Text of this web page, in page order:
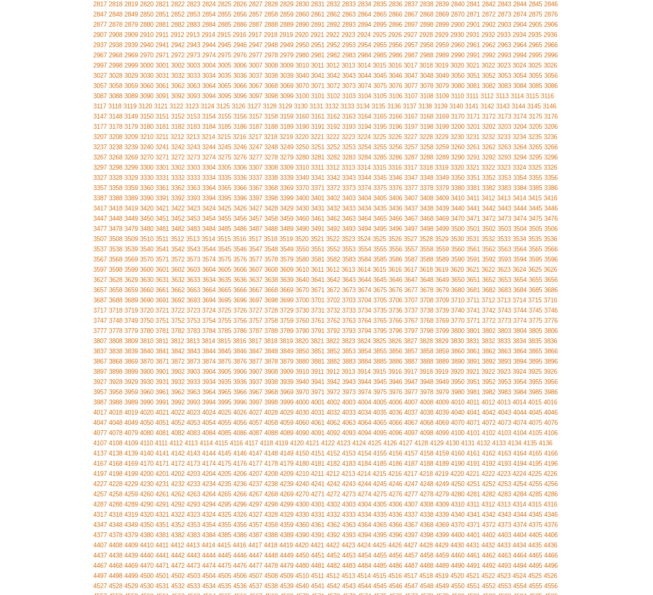
2817 2818 2819 2820 2821 2822 2823 2824 2825 2826 2827 2828 2829 2830 2831 2832 2833 2834 2835 2836 2837 2838 2839 2840 2841 2842 2843 2844 2845 2846
2847 2848 2849 2850 2851 2852 2853 2854 2855 2856 2857 2858 2859 2860 2861 2862 2863 2864 2865 2866 2867 2868 2869 2870 2871 2872 2873 2874 2875 2876
2877 2878 2879 2880 2881 2882 2883 2884 2885 2886 2887 2888 2889 2890 2891 2892 2893 2894 2895 2896 2897 2898 2899 2900 2901 2902 2903 2904 2905 2906
2907 2908 2909 2910 2911 2912 2913 2914 2915 2916 2917 2918 2919 2920 2921 2922 2923 2924 2925 2926 2927 2928 2929 2930 2931 2932 2933 2934 2935 2936
2937 2938 2939 2940 2941 2942 2943 2944 2945 2946 2947 2948 2949 2950 2951 2952 2953 2954 2955 2956 2957 2958 2959 2960 2961 2962 2963 2964 2965 2966
2967 2968 2969 2970 2971 2972 2973 2974 2975 2976 2977 2978 2979 2980 2981 2982 2983 2984 2985 2986 2987 2988 2989 2990 2991 2992 2993 2994 2995 2996
2997 2998 2999 3000 3001 3002 3003 3004 3005 3006 3007 3008 3009 3010 3011 3012 3013 3014 3015 3016 3017 3018 3019 3020 3021 3022 3023 3024 3025 3026
3027 3028 3029 3030 3031 3032 3033 3034 3035 3036 3037 3038 3039 3040 3041 3042 3043 3044 3045 3046 3047 3048 3049 3050 3051 3052 3053 3054 3055 3056
3057 3058 3059 3060 3061 3062 3063 3064 3065 3066 3067 3068 3069 3070 3071 3072 3073 3074 3075 3076 3077 3078 3079 3080 3081 3082 3083 3084 3085 3086
3087 3088 3089 3090 3091 3092 3093 3094 3095 3096 3097 3098 3099 3100 3101 3102 3103 3104 3105 3106 3107 3108 3109 3110 3111 3112 3113 3114 3115 3116
3117 3118 3119 3120 3121 3122 3123 3124 3125 3126 3127 3128 3129 3130 3131 3132 3133 3134 3135 3136 3137 3138 3139 3140 3141 3142 3143 3144 3145 3146
3147 3148 3149 3150 3151 3152 3153 3154 3155 3156 3157 3158 3159 3160 3161 3162 3163 3164 3165 3166 3167 3168 3169 3170 3171 3172 3173 3174 3175 3176
3177 3178 3179 3180 3181 3182 3183 3184 3185 3186 3187 3188 3189 3190 3191 3192 3193 3194 3195 3196 3197 3198 3199 3200 3201 3202 3203 3204 3205 3206
3207 3208 3209 3210 3211 3212 3213 3214 3215 3216 3217 3218 3219 3220 3221 3222 3223 3224 3225 3226 3227 3228 3229 3230 3231 3232 3233 3234 3235 3236
3237 3238 3239 3240 3241 3242 3243 3244 3245 3246 3247 3248 3249 3250 3251 3252 3253 3254 3255 3256 3257 3258 3259 3260 3261 3262 3263 3264 3265 3266
3267 3268 3269 3270 3271 3272 3273 3274 3275 3276 3277 3278 3279 3280 3281 3282 3283 3284 3285 3286 3287 3288 3289 3290 3291 3292 3293 3294 3295 3296
3297 3298 3299 3300 3301 3302 3303 3304 3305 3306 3307 3308 3309 3310 3311 3312 3313 3314 3315 3316 3317 3318 3319 3320 3321 3322 3323 3324 3325 3326
3327 3328 3329 3330 3331 3332 3333 3334 3335 3336 3337 3338 3339 3340 3341 3342 3343 3344 3345 3346 3347 3348 3349 3350 3351 3352 3353 3354 3355 3356
3357 3358 3359 3360 3361 3362 3363 3364 3365 3366 3367 3368 3369 3370 3371 3372 3373 3374 3375 3376 3377 3378 3379 3380 3381 3382 3383 3384 3385 3386
3387 3388 3389 3390 3391 3392 3393 3394 3395 3396 3397 3398 3399 3400 3401 3402 3403 3404 3405 3406 3407 3408 3409 3410 3411 3412 3413 3414 3415 3416
3417 3418 3419 3420 3421 3422 3423 3424 3425 3426 3427 3428 3429 3430 3431 3432 3433 3434 3435 3436 3437 3438 3439 3440 3441 3442 3443 3444 3445 3446
3447 3448 3449 3450 3451 3452 3453 3454 3455 3456 3457 3458 3459 3460 3461 3462 3463 3464 3465 3466 3467 3468 3469 3470 3471 3472 3473 3474 3475 3476
3477 3478 3479 3480 3481 3482 3483 3484 3485 3486 3487 3488 3489 3490 3491 3492 3493 3494 3495 3496 3497 3498 3499 3500 3501 3502 3503 3504 3505 3506
3507 3508 3509 3510 3511 3512 3513 3514 3515 3516 3517 3518 3519 3520 3521 3522 3523 3524 3525 3526 3527 3528 3529 3530 3531 3532 3533 3534 3535 3536
3537 3538 3539 3540 3541 3542 3543 3544 3545 3546 3547 3548 3549 3550 3551 3552 3553 3554 3555 3556 3557 3558 3559 3560 3561 3562 3563 3564 3565 3566
3567 3568 3569 3570 3571 3572 3573 3574 3575 3576 3577 3578 3579 3580 3581 3582 3583 3584 3585 3586 3587 3588 3589 3590 3591 3592 3593 3594 3595 3596
3597 3598 3599 3600 3601 3602 3603 3604 3605 3606 3607 3608 3609 3610 3611 3612 3613 3614 3615 3616 3617 3618 3619 3620 3621 3622 3623 3624 3625 3626
3627 3628 3629 3630 3631 3632 3633 3634 3635 3636 3637 3638 3639 3640 3641 3642 3643 3644 3645 3646 3647 3648 3649 3650 3651 3652 3653 3654 3655 3656
3657 3658 3659 3660 3661 3662 3663 3664 3665 3666 3667 3668 3669 3670 3671 3672 3673 3674 3675 3676 3677 3678 3679 3680 3681 3682 3683 3684 3685 3686
3687 3688 3689 3690 3691 3692 3693 3694 3695 3696 3697 3698 3699 3700 3701 3702 3703 3704 3705 3706 3707 3708 3709 3710 3711 3712 3713 3714 3715 3716
3717 3718 3719 3720 3721 3722 3723 3724 3725 3726 3727 3728 3729 3730 3731 3732 3733 3734 3735 3736 3737 3738 3739 3740 3741 3742 3743 3744 3745 3746
3747 3748 3749 3750 3751 3752 3753 3754 3755 3756 3757 3758 3759 3760 3761 3762 3763 3764 3765 3766 3767 3768 3769 3770 3771 3772 3773 3774 3775 3776
3777 3778 3779 3780 3781 3782 3783 3784 3785 3786 3787 3788 3789 3790 3791 3792 3793 3794 3795 3796 3797 3798 3799 3800 3801 3802 3803 3804 3805 3806
3807 3808 3809 3810 3811 3812 3813 3814 3815 3816 3817 3818 3819 3820 3821 3822 3823 3824 3825 3826 3827 3828 3829 3830 3831 3832 3833 3834 3835 3836
3837 3838 3839 3840 3841 3842 3843 3844 3845 3846 3847 3848 3849 3850 3851 3852 3853 3854 3855 3856 3857 3858 3859 3860 3861 3862 3863 3864 3865 3866
3867 3868 3869 3870 3871 3872 3873 3874 3875 3876 3877 3878 3879 3880 3881 3882 3883 3884 3885 3886 3887 3888 3889 3890 3891 3892 3893 3894 3895 3896
3897 3898 3899 3900 3901 3902 3903 3904 3905 3906 3907 3908 3909 3910 3911 3912 3913 3914 3915 3916 3917 3918 3919 3920 3921 3922 3923 3924 3925 3926
3927 3928 3929 3930 3931 3932 3933 3934 3935 3936 3937 3938 3939 3940 3941 3942 3943 3944 3945 3946 3947 3948 3949 3950 3951 3952 3953 3954 3955 3956
3957 3958 3959 3960 3961 3962 3963 3964 3965 3966 3967 3968 3969 3970 3971 3972 3973 3974 3975 3976 3977 3978 3979 3980 3981 3982 3983 3984 3985 3986
3987 3988 3989 3990 3991 3992 3993 3994 3995 3996 3997 3998 3999 4000 4001 4002 4003 4004 4005 4006 4007 4008 4009 4010 4011 4012 4013 4014 4015 4016
4017 4018 4019 4020 4021 4022 4023 4024 4025 4026 4027 4028 4029 4030 4031 4032 4033 4034 4035 4036 4037 4038 4039 4040 4041 4042 4043 4044 4045 4046
4047 4048 4049 4050 4051 4052 4053 4054 4055 4056 4057 4058 4059 4060 4061 4062 4063 4064 4065 4066 4067 4068 4069 4070 4071 4072 4073 4074 4075 4076
4077 4078 4079 4080 4081 4082 4083 4084 4085 4086 4087 4088 4089 4090 4091 4092 4093 4094 4095 4096 4097 4098 4099 4100 4101 4102 4103 4104 4105 4106
4107 4108 4109 4110 4111 4112 4113 4114 4115 4116 4117 4118 4119 4120 4121 4122 4123 4124 4125 4126 4127 4128 4129 4130 4131 4132 4133 4134 4135 4136
4137 4138 4139 4140 4141 4142 4143 4144 4145 4146 4147 4148 4149 4150 4151 4152 4153 4154 4155 4156 4157 4158 4159 4160 4161 4162 4163 4164 4165 4166
4167 4168 4169 4170 4171 4172 4173 4174 4175 4176 4177 4178 4179 4180 4181 4182 4183 4184 4185 4186 4187 4188 4189 4190 4191 4192 4193 4194 4195 4196
4197 4198 4199 4200 4201 4202 4203 4204 4205 4206 4207 4208 4209 4210 4211 4212 4213 4214 4215 4216 4217 4218 4219 4220 4221 4222 4223 4224 4225 4226
4227 4228 4229 4230 4231 4232 4233 4234 4235 4236 4237 4238 4239 4240 4241 4242 4243 4244 4245 4246 4247 4248 4249 4250 4251 4252 4253 4254 4255 4256
4257 4258 4259 4260 4261 4262 4263 4264 4265 4266 4267 4268 4269 4270 4271 4272 4273 4274 4275 4276 4277 4278 4279 4280 4281 4282 4283 4284 4285 4286
4287 4288 4289 4290 4291 4292 4293 4294 4295 4296 4297 4298 4299 4300 4301 4302 4303 4304 4305 4306 4307 4308 4309 4310 4311 4312 4313 4314 4315 4316
4317 4318 4319 4320 4321 4322 4323 4324 4325 4326 4327 4328 4329 4330 4331 4332 4333 4334 4335 4336 4337 4338 4339 4340 4341 4342 4343 4344 4345 4346
4347 4348 4349 4350 4351 4352 4353 4354 4355 4356 4357 4358 4359 4360 4361 4362 4363 4364 4365 4366 4367 4368 4369 4370 4371 4372 4373 4374 4375 4376
4377 4378 4379 4380 4381 4382 4383 4384 4385 4386 4387 4388 4389 4390 4391 4392 4393 4394 4395 4396 4397 4398 4399 4400 4401 4402 4403 4404 4405 4406
4407 4408 4409 4410 4411 4412 4413 4414 4415 4416 4417 4418 4419 4420 4421 4422 4423 4424 4425 4426 4427 4428 4429 4430 4431 4432 4433 4434 4435 4436
4437 4438 4439 4440 4441 4442 4443 4444 4445 4446 4447 4448 4449 4450 4451 4452 4453 4454 4455 4456 4457 4458 4459 4460 4461 4462 4463 4464 4465 4466
4467 4468 4469 4470 4471 4472 4473 4474 4475 4476 4477 4478 4479 4480 4481 4482 4483 4484 4485 4486 4487 4488 4489 4490 4491 4492 4493 4494 4495 4496
4497 4498 4499 4500 4501 4502 4503 4504 4505 4506 4507 4508 4509 4510 4511 4512 4513 4514 4515 4516 4517 4518 4519 4520 4521 4522 4523 4524 4525 4526
4527 4528 4529 4530 4531 4532 4533 4534 4535 4536 4537 4538 4539 4540 4541 4542 4543 4544 4545 4546 4547 4548 4549 4550 4551 4552 4553 4554 4555 4556